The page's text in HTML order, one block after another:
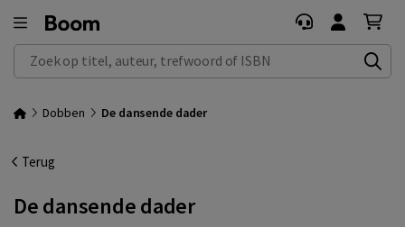
Zoek op titel, auteur, trefwoord of ISBN
Dobben De dansende dader
Terug
De dansende dader